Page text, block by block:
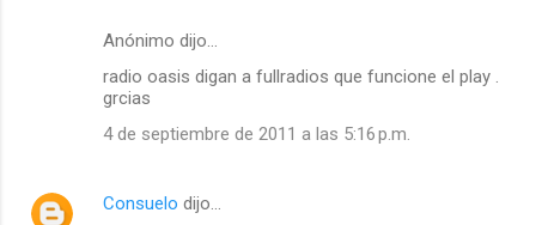
Anónimo dijo…
radio oasis digan a fullradios que funcione el play .
grcias
4 de septiembre de 2011 a las 5:16 p.m.
Consuelo dijo…